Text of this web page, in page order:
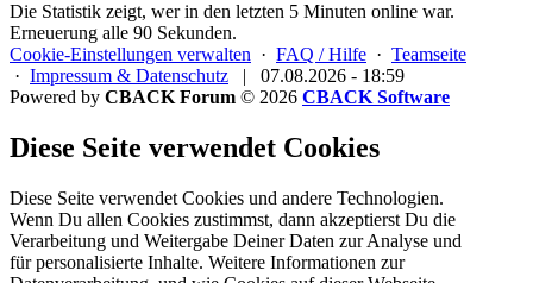
Die Statistik zeigt, wer in den letzten 5 Minuten online war.
Erneuerung alle 90 Sekunden.
Cookie-Einstellungen verwalten · FAQ / Hilfe · Teamseite
· Impressum & Datenschutz |
07.08.2026 - 18:59
Powered by CBACK Forum © 2026 CBACK Software
Diese Seite verwendet Cookies
Diese Seite verwendet Cookies und andere Technologien.
Wenn Du allen Cookies zustimmst, dann akzeptierst Du die
Verarbeitung und Weitergabe Deiner Daten zur Analyse und
für personalisierte Inhalte. Weitere Informationen zur